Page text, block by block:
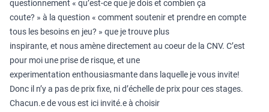
questionnement « qu’est-ce que je dois et combien ça
coute? » à la question « comment soutenir et prendre en compte
tous les besoins en jeu? » que je trouve plus
inspirante, et nous amène directement au coeur de la CNV. C’est
pour moi une prise de risque, et une
experimentation enthousiasmante dans laquelle je vous invite!
Donc il n’y a pas de prix fixe, ni d’échelle de prix pour ces stages.
Chacun.e de vous est ici invité.e à choisir